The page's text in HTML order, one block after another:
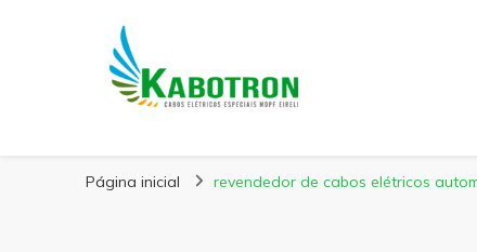
Kabotron
Página inicial revendedor de cabos elétricos